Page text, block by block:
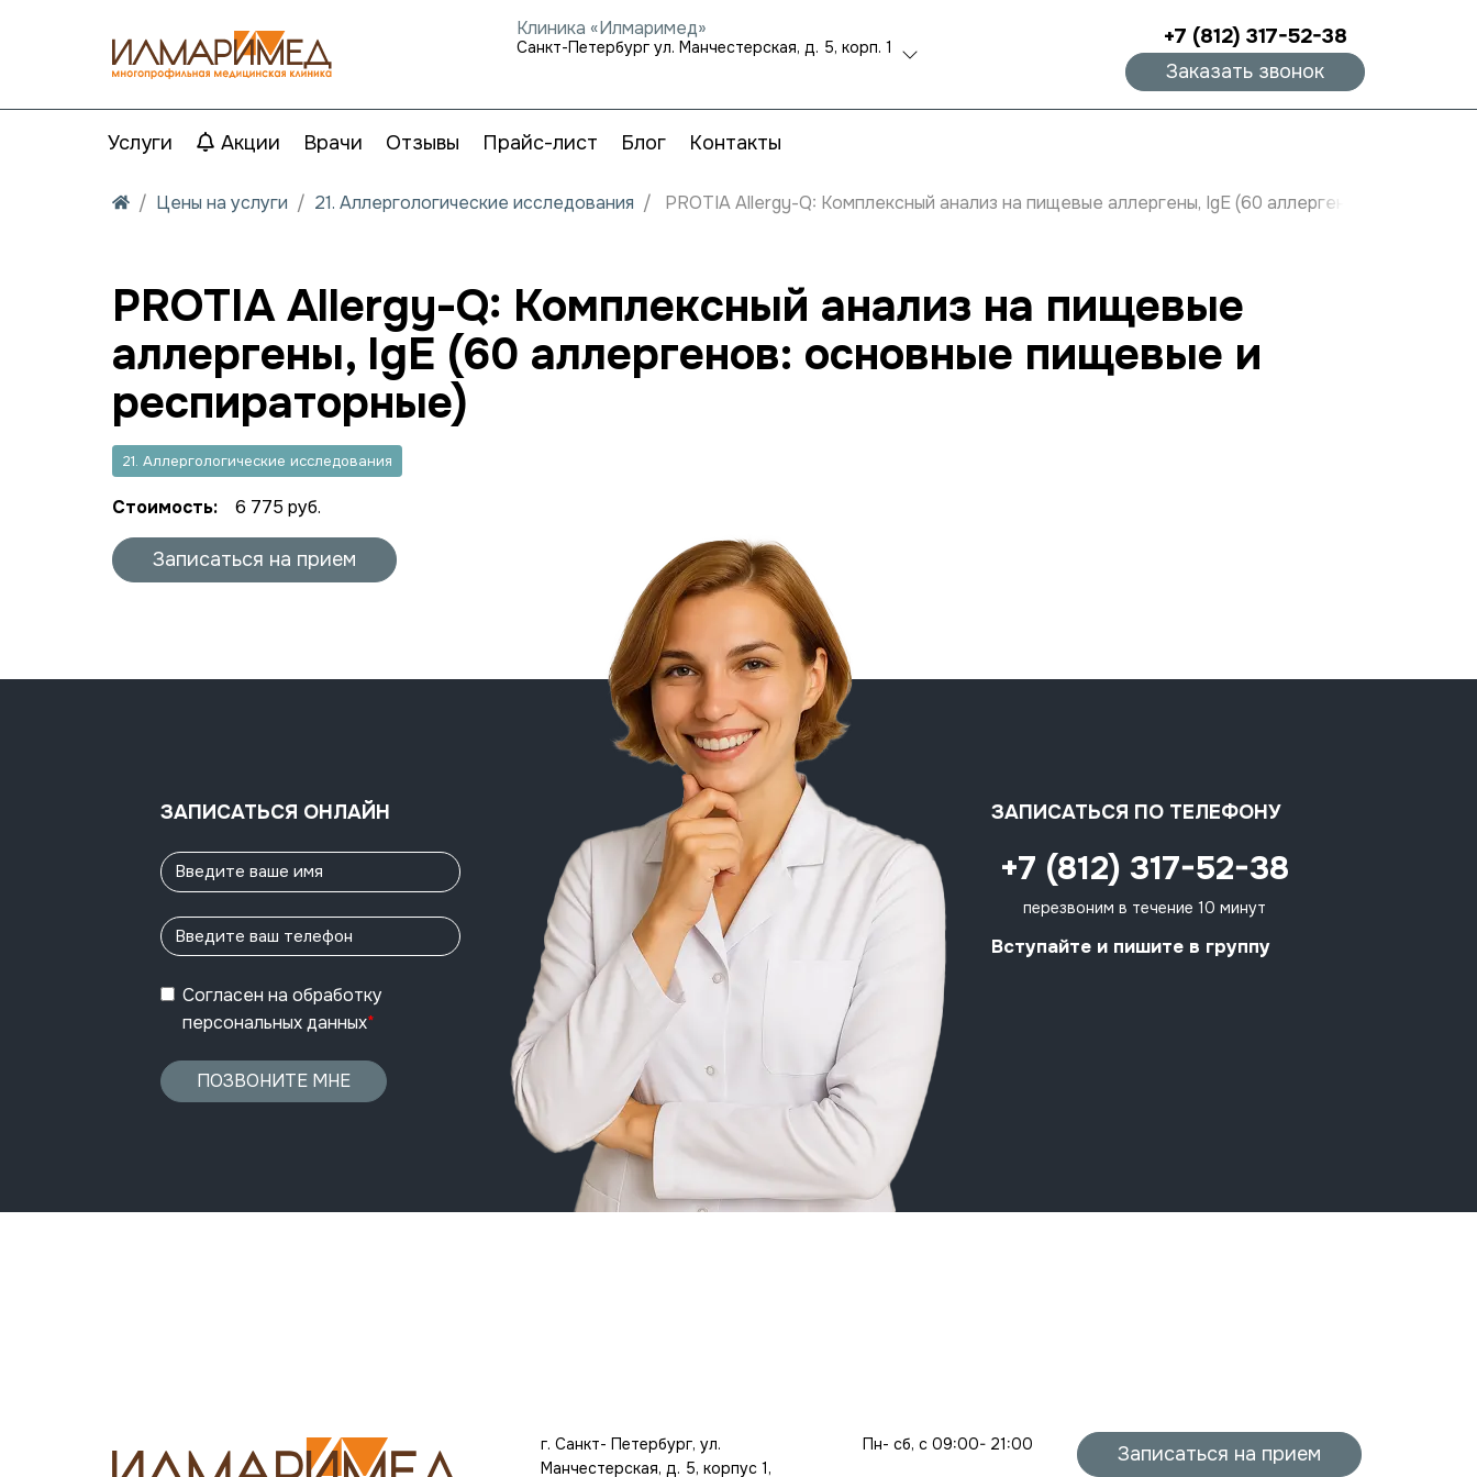
Клиника «Илмаримед»
Санкт-Петербург ул. Манчестерская, д. 5, корп. 1 +7 (812) 317-52-38
Заказать звонок
Услуги Акции Врачи Отзывы Прайс-лист Блог Контакты
Цены на услуги 21. Аллергологические исследования PROTIA Allergy-Q: Комплексный анализ на пищевые аллергены, IgE (60 аллергенов: основные
PROTIA Allergy-Q: Комплексный анализ на пищевые
аллергены, IgE (60 аллергенов: основные пищевые и
респираторные)
21. Аллергологические исследования
Стоимость: 6 775 руб.
Записаться на прием
ЗАПИСАТЬСЯ ОНЛАЙН
Согласен на обработку
персональных данных*
ПОЗВОНИТЕ МНЕ
ЗАПИСАТЬСЯ ПО ТЕЛЕФОНУ
+7 (812) 317-52-38
перезвоним в течение 10 минут
Вступайте и пишите в группу
г. Санкт- Петербург, ул.
Манчестерская, д. 5, корпус 1,
Пн- сб, с 09:00- 21:00 Записаться на прием